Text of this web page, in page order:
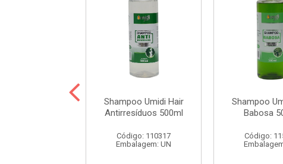
Shampoo Umidi Hair
Antirresíduos 500ml
Código: 110317
Embalagem: UN
Shampoo
Babosa
Código: